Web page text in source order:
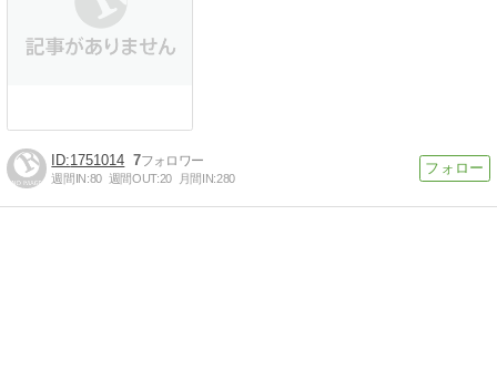
1751014 7
週間IN:80 週間OUT:20 月間IN:280